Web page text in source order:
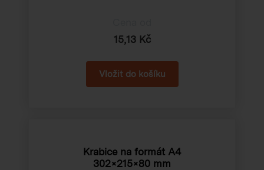
15,13 Kč
Krabice na formát A4
302×215×80 mm